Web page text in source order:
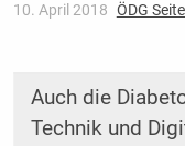
10. April 2018 ÖDG
Auch die
Technik und